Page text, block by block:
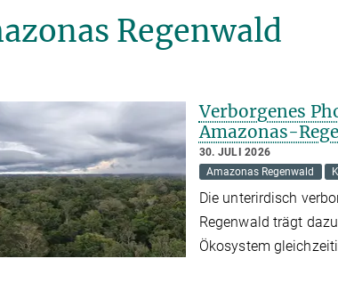
Regenwald
Verborgenes
Amazonas-
30. JULI 2026
Amazonas Regenwald
Die unterirdisch
Regenwald trägt
Ökosystem